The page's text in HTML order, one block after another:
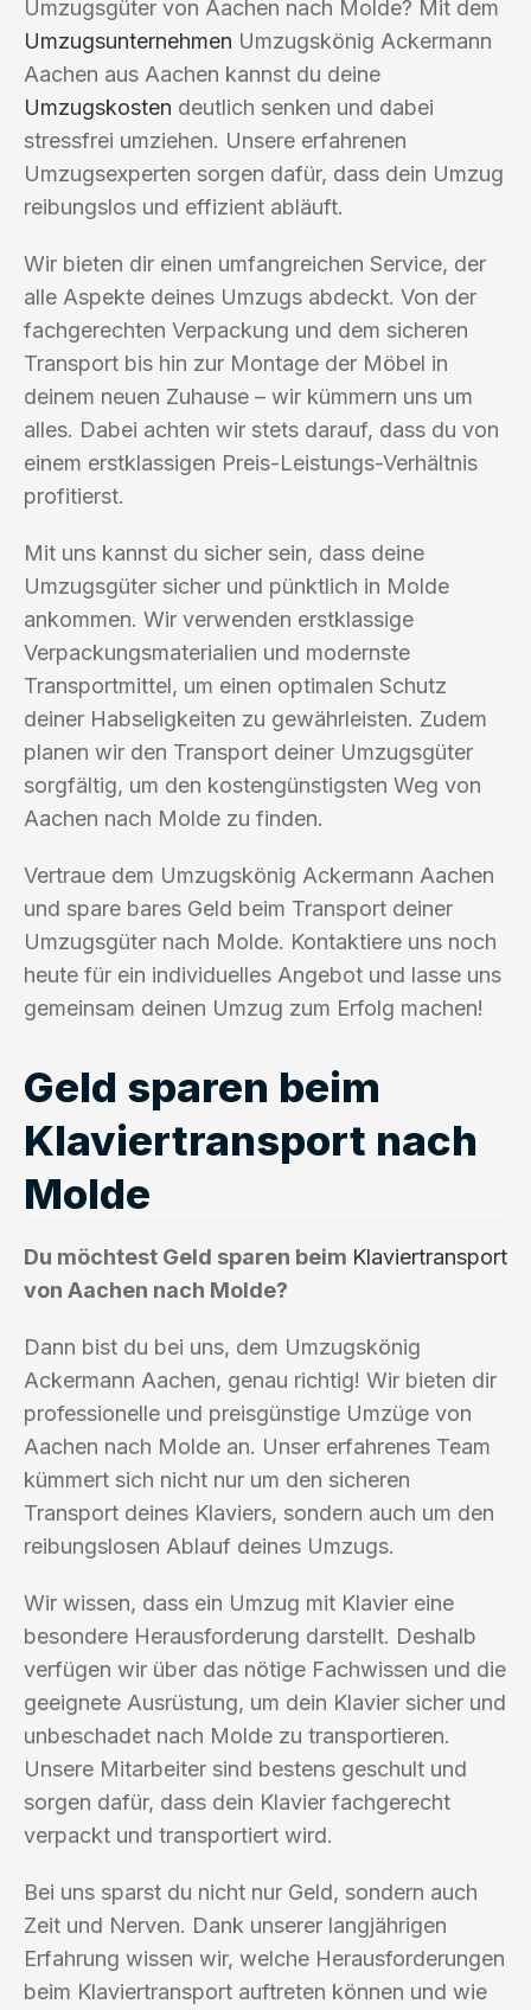
Umzugsgüter von Aachen nach Molde? Mit dem
Umzugsunternehmen Umzugskönig Ackermann
Aachen aus Aachen kannst du deine
Umzugskosten deutlich senken und dabei
stressfrei umziehen. Unsere erfahrenen
Umzugsexperten sorgen dafür, dass dein Umzug
reibungslos und effizient abläuft.
Wir bieten dir einen umfangreichen Service, der
alle Aspekte deines Umzugs abdeckt. Von der
fachgerechten Verpackung und dem sicheren
Transport bis hin zur Montage der Möbel in
deinem neuen Zuhause – wir kümmern uns um
alles. Dabei achten wir stets darauf, dass du von
einem erstklassigen Preis-Leistungs-Verhältnis
profitierst.
Mit uns kannst du sicher sein, dass deine
Umzugsgüter sicher und pünktlich in Molde
ankommen. Wir verwenden erstklassige
Verpackungsmaterialien und modernste
Transportmittel, um einen optimalen Schutz
deiner Habseligkeiten zu gewährleisten. Zudem
planen wir den Transport deiner Umzugsgüter
sorgfältig, um den kostengünstigsten Weg von
Aachen nach Molde zu finden.
Vertraue dem Umzugskönig Ackermann Aachen
und spare bares Geld beim Transport deiner
Umzugsgüter nach Molde. Kontaktiere uns noch
heute für ein individuelles Angebot und lasse uns
gemeinsam deinen Umzug zum Erfolg machen!
Geld sparen beim
Klaviertransport nach
Molde
Du möchtest Geld sparen beim Klaviertransport
von Aachen nach Molde?
Dann bist du bei uns, dem Umzugskönig
Ackermann Aachen, genau richtig! Wir bieten dir
professionelle und preisgünstige Umzüge von
Aachen nach Molde an. Unser erfahrenes Team
kümmert sich nicht nur um den sicheren
Transport deines Klaviers, sondern auch um den
reibungslosen Ablauf deines Umzugs.
Wir wissen, dass ein Umzug mit Klavier eine
besondere Herausforderung darstellt. Deshalb
verfügen wir über das nötige Fachwissen und die
geeignete Ausrüstung, um dein Klavier sicher und
unbeschadet nach Molde zu transportieren.
Unsere Mitarbeiter sind bestens geschult und
sorgen dafür, dass dein Klavier fachgerecht
verpackt und transportiert wird.
Bei uns sparst du nicht nur Geld, sondern auch
Zeit und Nerven. Dank unserer langjährigen
Erfahrung wissen wir, welche Herausforderungen
beim Klaviertransport auftreten können und wie